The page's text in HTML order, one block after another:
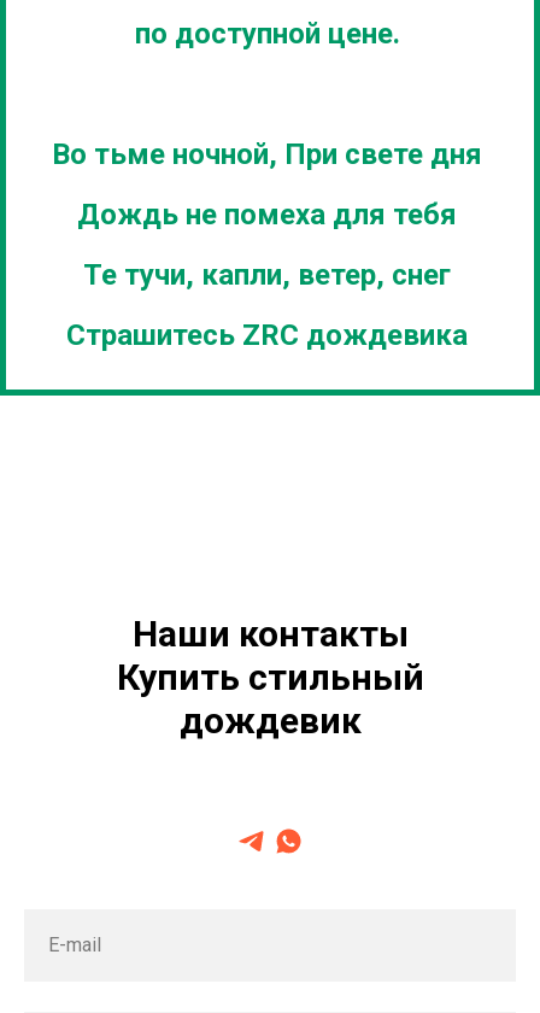
по доступной цене.
Во тьме ночной, При свете дня
Дождь не помеха для тебя
Те тучи, капли, ветер, снег
Страшитесь ZRC дождевика
Наши контакты
Купить стильный
дождевик
E-mail